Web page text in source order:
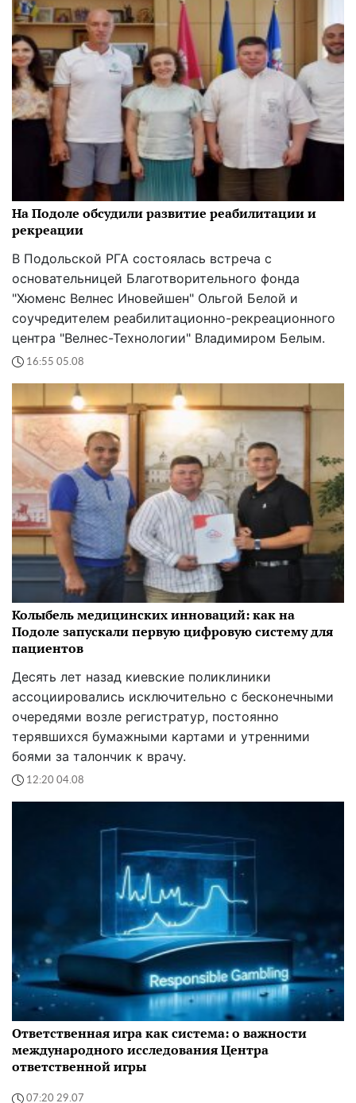
На Подоле обсудили развитие реабилитации и
рекреации
В Подольской РГА состоялась встреча с
основательницей Благотворительного фонда
"Хюменс Велнес Иновейшен" Ольгой Белой и
соучредителем реабилитационно-рекреационного
центра "Велнес-Технологии" Владимиром Белым.
16:55 05.08
Колыбель медицинских инноваций: как на
Подоле запускали первую цифровую систему для
пациентов
Десять лет назад киевские поликлиники
ассоциировались исключительно с бесконечными
очередями возле регистратур, постоянно
терявшихся бумажными картами и утренними
боями за талончик к врачу.
12:20 04.08
Ответственная игра как система: о важности
международного исследования Центра
ответственной игры
07:20 29.07